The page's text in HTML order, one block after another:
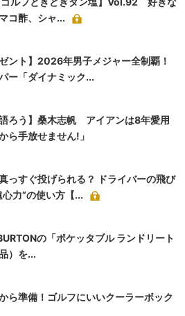
コ酢、シャ...
ゼント】2026年男子メジャー全制覇！
ー「ダイナミック...
語ろう】桑木志帆 アイアンは8年愛用
ら手放せません!」
っすぐ投げられる？ ドライバーの飛び
力”の使い方【...
の「ポケッタブル ランドリート
）を...
ら準備！ゴルフにいいクーラーボック